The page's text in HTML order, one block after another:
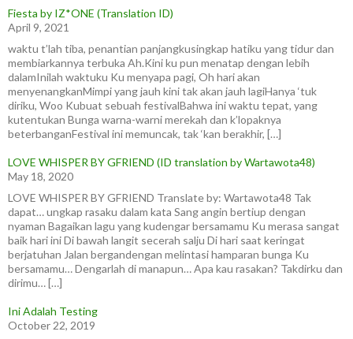
Fiesta by IZ*ONE (Translation ID)
April 9, 2021
waktu t’lah tiba, penantian panjangkusingkap hatiku yang tidur dan
membiarkannya terbuka Ah.Kini ku pun menatap dengan lebih
dalamInilah waktuku Ku menyapa pagi, Oh hari akan
menyenangkanMimpi yang jauh kini tak akan jauh lagiHanya ‘tuk
diriku, Woo Kubuat sebuah festivalBahwa ini waktu tepat, yang
kutentukan Bunga warna-warni merekah dan k’lopaknya
beterbanganFestival ini memuncak, tak ‘kan berakhir, […]
LOVE WHISPER BY GFRIEND (ID translation by Wartawota48)
May 18, 2020
LOVE WHISPER BY GFRIEND Translate by: Wartawota48 Tak
dapat… ungkap rasaku dalam kata Sang angin bertiup dengan
nyaman Bagaikan lagu yang kudengar bersamamu Ku merasa sangat
baik hari ini Di bawah langit secerah salju Di hari saat keringat
berjatuhan Jalan bergandengan melintasi hamparan bunga Ku
bersamamu… Dengarlah di manapun… Apa kau rasakan? Takdirku dan
dirimu… […]
Ini Adalah Testing
October 22, 2019